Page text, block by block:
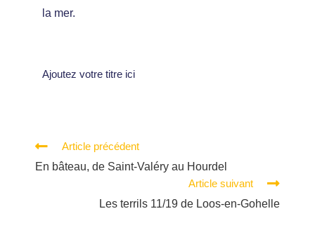
la mer.
Ajoutez votre titre ici
Article précédent
En bâteau, de Saint-Valéry au Hourdel
Article suivant
Les terrils 11/19 de Loos-en-Gohelle